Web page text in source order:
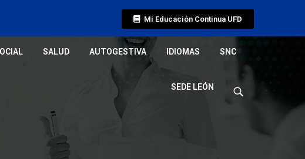
Mi Educación Continua UFD
SALUD AUTOGESTIVA IDIOMAS SNC
SEDE LEÓN